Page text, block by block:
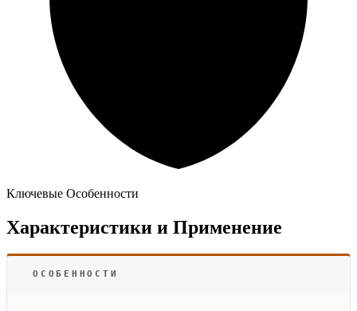
Ключевые Особенности
Характеристики и Применение
ОСОБЕННОСТИ